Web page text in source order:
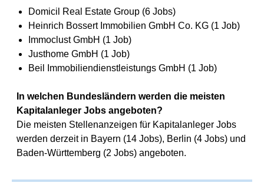
Domicil Real Estate Group (6 Jobs)
Heinrich Bossert Immobilien GmbH Co. KG (1 Job)
Immoclust GmbH (1 Job)
Justhome GmbH (1 Job)
Beil Immobiliendienstleistungs GmbH (1 Job)
In welchen Bundesländern werden die meisten
Kapitalanleger Jobs angeboten?
Die meisten Stellenanzeigen für Kapitalanleger Jobs
werden derzeit in Bayern (14 Jobs), Berlin (4 Jobs) und
Baden-Württemberg (2 Jobs) angeboten.